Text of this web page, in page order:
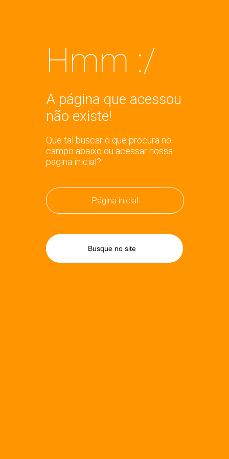
Hmm :/
A página que acessou
não existe!
Que tal buscar o que procura no
campo abaixo ou acessar nossa
página inicial?
Página inicial